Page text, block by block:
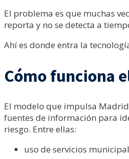
El problema es que muchas
reporta y no se detecta a
Ahí es donde entra la
Cómo funciona
El modelo que impulsa
fuentes de información para
riesgo. Entre ellas:
uso de servicios